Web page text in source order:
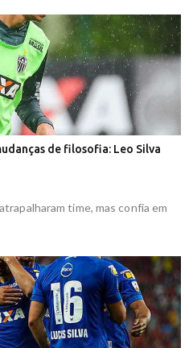
de filosofia: Leo Silva
time, mas confia em